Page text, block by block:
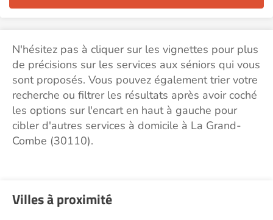
N'hésitez pas à cliquer sur les vignettes pour plus
de précisions sur les services aux séniors qui vous
sont proposés. Vous pouvez également trier votre
recherche ou filtrer les résultats après avoir coché
les options sur l'encart en haut à gauche pour
cibler d'autres services à domicile à La Grand-
Combe (30110).
Villes à proximité